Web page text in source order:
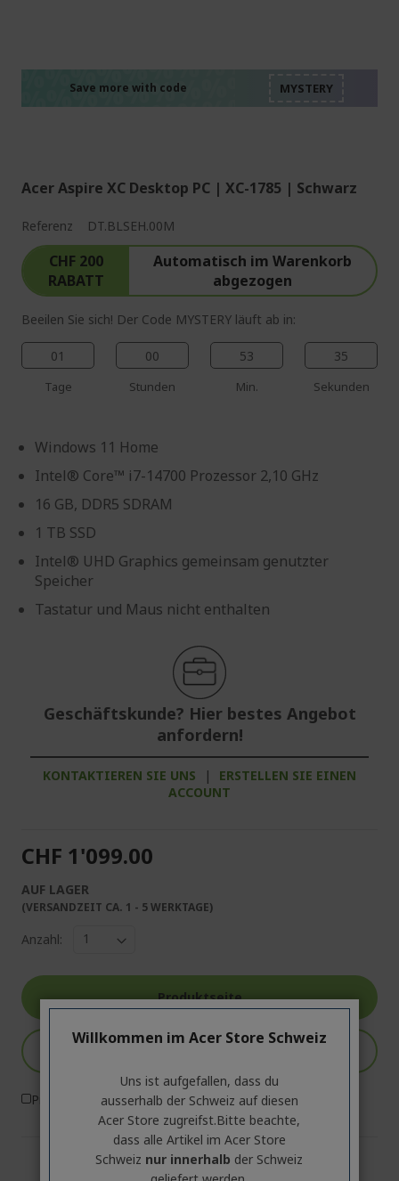
Save more with code
Acer Aspire XC Desktop PC | XC-1785 | Schwarz
Referenz DT.BLSEH.00M
CHF 200
RABATT
Automatisch im Warenkorb
abgezogen
Beeilen Sie sich! Der Code MYSTERY läuft ab in:
01
Tage
00
Stunden
53
Min.
34
Sekunden
Windows 11 Home
Intel® Core™ i7-14700 Prozessor 2,10 GHz
16 GB, DDR5 SDRAM
1 TB SSD
Intel® UHD Graphics gemeinsam genutzter
Speicher
Tastatur und Maus nicht enthalten
Geschäftskunde? Hier bestes Angebot
anfordern!
KONTAKTIEREN SIE UNS |
ERSTELLEN SIE EINEN
ACCOUNT
CHF 1'099.00
AUF LAGER
(VERSANDZEIT CA. 1 - 5 WERKTAGE)
Anzahl:
Produktseite
Produktvergleich
Willkommen im Acer Store Schweiz
Uns ist aufgefallen, dass du
ausserhalb ​der Schweiz auf diesen
Acer Store zugreifst.​Bitte beachte,
dass alle Artikel im Acer Store
Schweiz nur innerhalb der Schweiz